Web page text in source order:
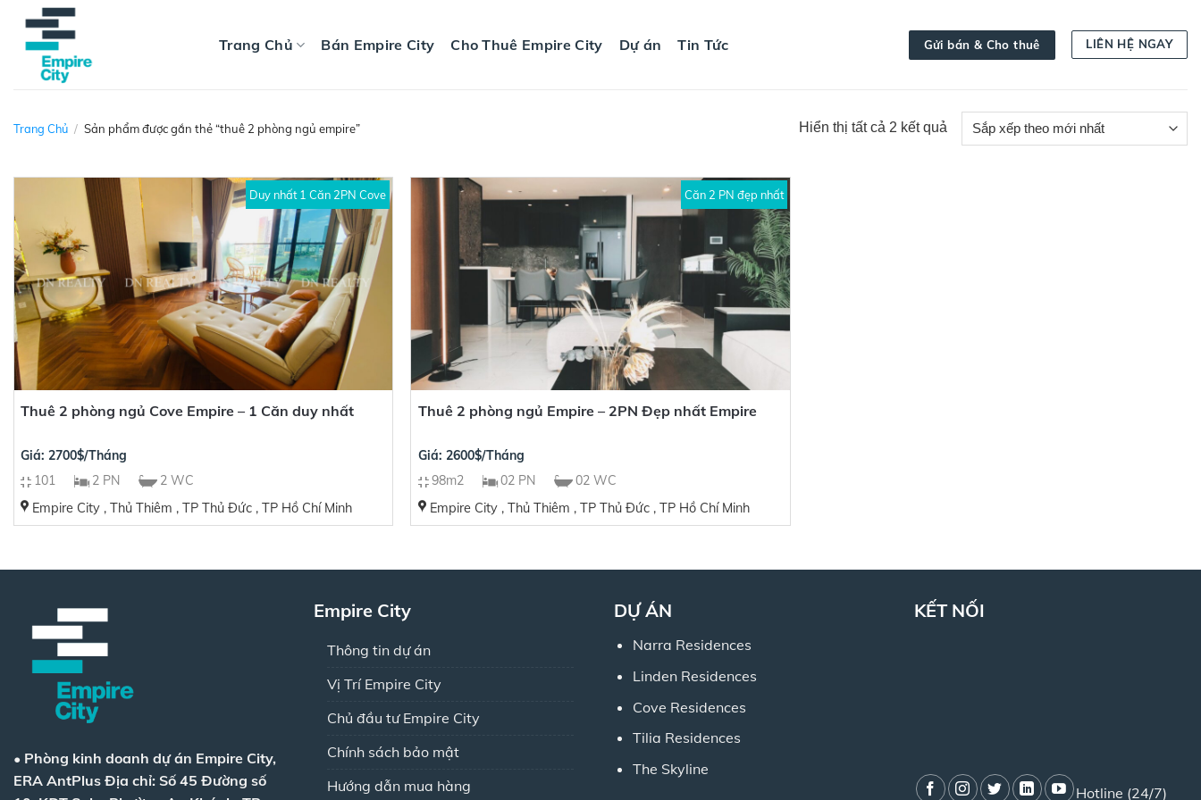
content
Trang Chủ Bán Empire City Cho Thuê Empire City Dự án Tin Tức Gửi bán & Cho thuê LIÊN HỆ NGAY
Trang Chủ / Sản phẩm được gắn thẻ “thuê 2 phòng ngủ empire” Hiển thị tất cả 2 kết quảĐã
sắp
Duy nhất 1 Căn 2PN Cove
Thuê 2 phòng ngủ Cove Empire – 1 Căn duy nhất
Giá: 2700$/Tháng
101
2 PN
2 WC
Empire City , Thủ Thiêm , TP Thủ Đức , TP Hồ Chí Minh
Căn 2 PN đẹp nhất
Thuê 2 phòng ngủ Empire – 2PN Đẹp nhất Empire
Giá: 2600$/Tháng
98m2
02 PN
02 WC
Empire City , Thủ Thiêm , TP Thủ Đức , TP Hồ Chí Minh
• Phòng kinh doanh dự án Empire City,
ERA AntPlus Địa chỉ: Số 45 Đường số
Empire City
Thông tin dự án
Vị Trí Empire City
Chủ đầu tư Empire City
Chính sách bảo mật
Hướng dẫn mua hàng
DỰ ÁN
Narra Residences
Linden Residences
Cove Residences
Tilia Residences
The Skyline
KẾT NỐI
Hotline (24/7)